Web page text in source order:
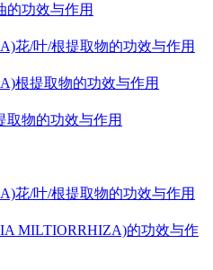
的功效与作用
花/叶/根提取物的功效与作用
根提取物的功效与作用
取物的功效与作用
花/叶/根提取物的功效与作用
MILTIORRHIZA)的功效与作